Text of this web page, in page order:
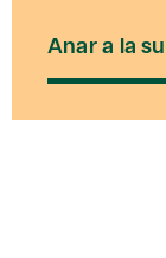
Anar a la